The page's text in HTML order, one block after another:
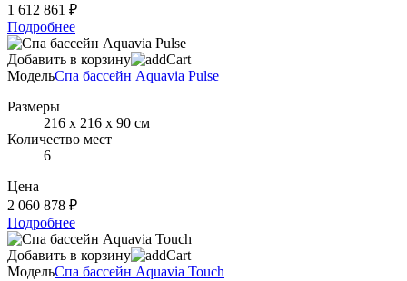
1 612 861 ₽
Подробнее
Добавить в корзину
МодельСпа бассейн Aquavia Pulse
Размеры
216 х 216 х 90 см
Количество мест
6
Цена
2 060 878 ₽
Подробнее
Добавить в корзину
МодельСпа бассейн Aquavia Touch